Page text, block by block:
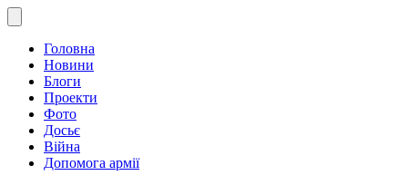
Головна
Новини
Блоги
Проекти
Фото
Досьє
Війна
Допомога армії